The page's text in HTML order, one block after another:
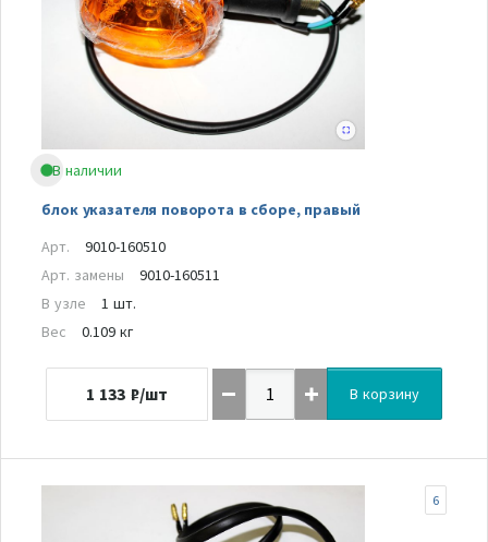
В наличии
блок указателя поворота в сборе, правый
Арт.
9010-160510
Арт. замены
9010-160511
В узле
1 шт.
Вес
0.109 кг
1 133 ₽/шт В корзину
6